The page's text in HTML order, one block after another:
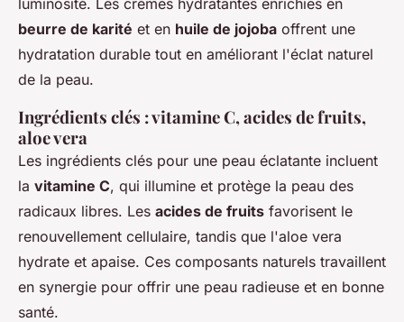
luminosité. Les crèmes hydratantes enrichies en
beurre de karité et en huile de jojoba offrent une
hydratation durable tout en améliorant l'éclat naturel
de la peau.
Ingrédients clés : vitamine C, acides de fruits,
aloe vera
Les ingrédients clés pour une peau éclatante incluent
la vitamine C, qui illumine et protège la peau des
radicaux libres. Les acides de fruits favorisent le
renouvellement cellulaire, tandis que l'aloe vera
hydrate et apaise. Ces composants naturels travaillent
en synergie pour offrir une peau radieuse et en bonne
santé.